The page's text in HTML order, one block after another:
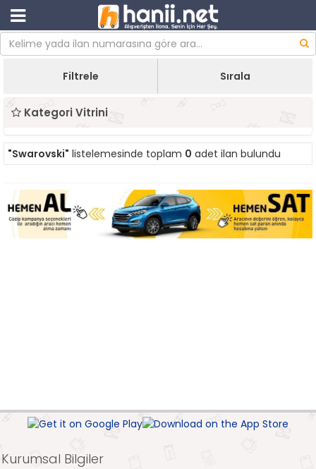
Filtrele Sırala
Kategori Vitrini
"Swarovski" listelemesinde toplam 0 adet ilan bulundu
Kurumsal Bilgiler